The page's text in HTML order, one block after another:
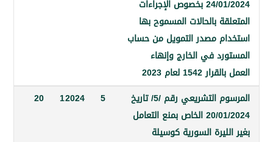
24/01/2024 بخصوص الإجراءات
بالحالات المسموح بها
مصدر التمويل من حساب
في الخارج وإنهاء
لعام 2023
المرسوم التشريعي رقم /5/ تاريخ
20/01/2024 الخاص بمنع التعامل
السورية كوسيلة
5
2024
20